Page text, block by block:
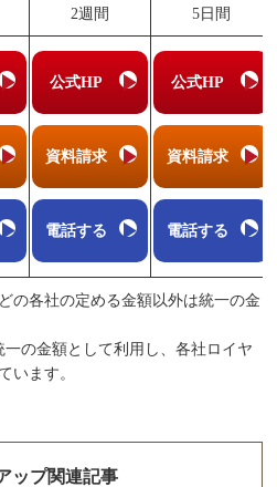
2週間 5日間
公式HP
資料請求
電話する
公式HP
資料請求
電話する
の各社の定める金額以外は統一の金
の金額として利用し、各社ロイヤ
います。
ップ関連記事